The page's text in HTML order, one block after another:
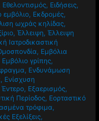
Εθελοντισμός, Ειδήσεις,
εμβόλιο, Εκδρομές,
ωχράς κηλίδας,
,Έλλειψη,Έλλειψη
Ιατροδικαστική
, Εμβόλια
Εμβόλιο γρίπης,
, Ενδυνάμωση
, Ενίσχυση
Έντερο, Εξαερισμός,
Περίοδος, Εορταστικό
τρόφιμα,
Εξελίξεις,